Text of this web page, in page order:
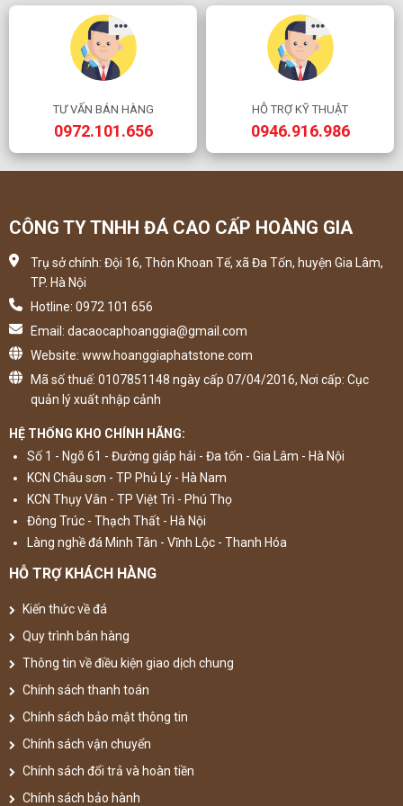
- THIẾT KẾ 3D: Đá nhân tạo HI-MACS có khả năng tạo hình 3D một
cách dễ dàng so với các loại vật liệu thông thường khác. HI-MACS
cho phép tạo hình linh hoạt không giới hạn bất kỳ hình dạng.
- KHẢ NĂNG XUYÊN SÁNG ẤN TƯỢNG: Với một số màu sắc và độ
đặc biệt khi tiếp xúc với ánh sáng. Việc kết hợp giữa kết cấu và hoa
văn khác nhau có thể tạo nên hiệu ứng xuyên sáng khác nhau.
Đặc tính đá nhân tạo Hi-Macs
TƯ VẤN BÁN HÀNG
0972.101.656
HỖ TRỢ KỸ THUẬT
0946.916.986
CÔNG TY TNHH ĐÁ CAO CẤP HOÀNG GIA
Trụ sở chính: Đội 16, Thôn Khoan Tế, xã Đa Tốn, huyện Gia Lâm,
TP. Hà Nội
Hotline: 0972 101 656
Email: dacaocaphoanggia@gmail.com
Website: www.hoanggiaphatstone.com
Mã số thuế: 0107851148 ngày cấp 07/04/2016, Nơi cấp: Cục
quản lý xuất nhập cảnh
HỆ THỐNG KHO CHÍNH HÃNG:
Số 1 - Ngõ 61 - Đường giáp hải - Đa tốn - Gia Lâm - Hà Nội
KCN Châu sơn - TP Phủ Lý - Hà Nam
KCN Thụy Vân - TP Việt Trì - Phú Thọ
Đông Trúc - Thạch Thất - Hà Nội
Làng nghề đá Minh Tân - Vĩnh Lộc - Thanh Hóa
HỖ TRỢ KHÁCH HÀNG
Kiến thức về đá
Quy trình bán hàng
Thông tin về điều kiện giao dịch chung
Chính sách thanh toán
Chính sách bảo mật thông tin
Chính sách vận chuyển
Chính sách đổi trả và hoàn tiền
Chính sách bảo hành